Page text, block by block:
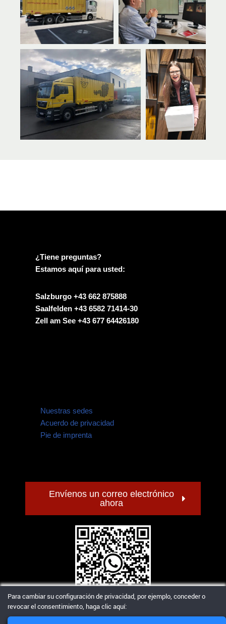
¿Tiene preguntas?
Estamos aquí para usted:
Salzburgo +43 662 875888
Saalfelden +43 6582 71414-30
Zell am See +43 677 64426180
Nuestras sedes
Acuerdo de privacidad
Pie de imprenta
Envíenos un correo electrónico
ahora
Póngase en contacto con nosotros por WhatsApp
Para cambiar su configuración de privacidad, por ejemplo, conceder o
revocar el consentimiento, haga clic aquí: